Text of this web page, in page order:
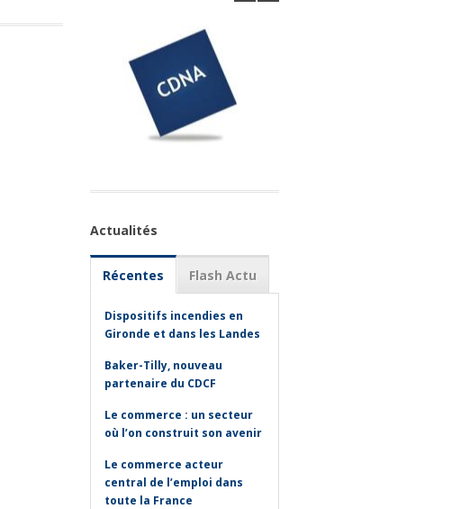
Actualités
Récentes Flash Actu
Dispositifs incendies en
Gironde et dans les Landes
Baker-Tilly, nouveau
partenaire du CDCF
Le commerce : un secteur
où l’on construit son avenir
Le commerce acteur
central de l’emploi dans
toute la France